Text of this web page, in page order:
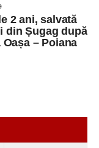
2 ani, salvată
din Șugag după
– Poiana